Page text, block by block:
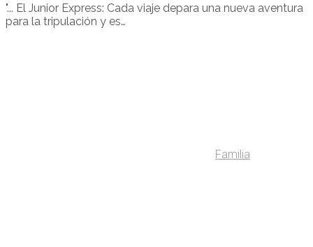
"... El Junior Express: Cada viaje depara una nueva aventura
para la tripulación y es…
Familia